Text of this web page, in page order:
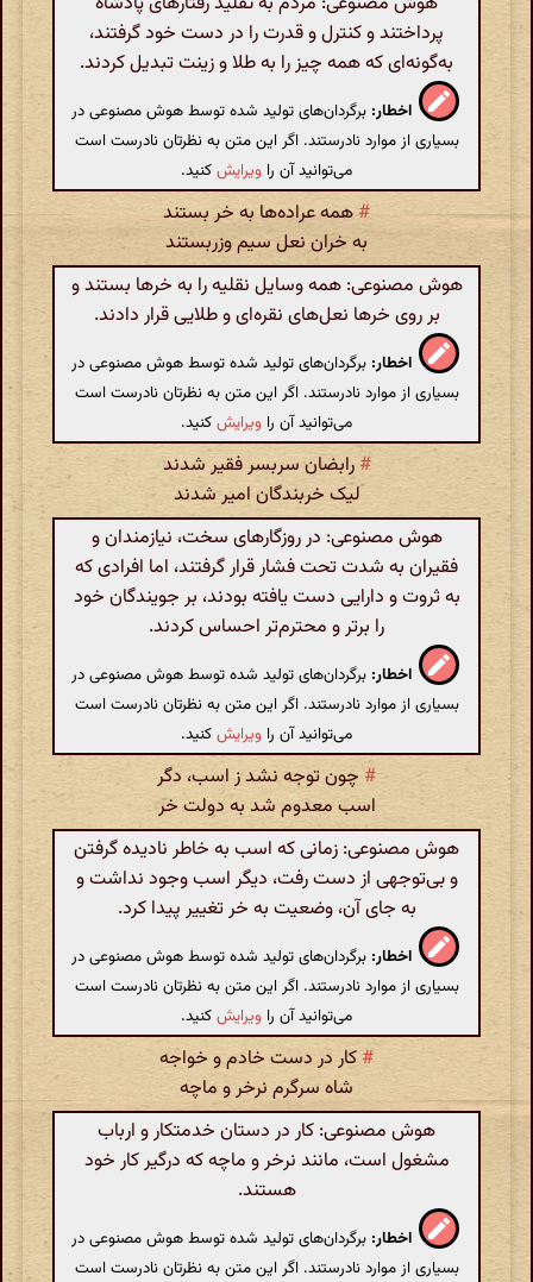
پرداختند و کنترل و قدرت را در دست خود گرفتند،
به‌گونه‌ای که همه چیز را به طلا و زینت تبدیل کردند.
اخطار: برگردان‌های تولید شده توسط هوش مصنوعی در
بسیاری از موارد نادرستند. اگر این متن به نظرتان نادرست است
می‌توانید آن را ویرایشکنید.
# همه عراده‌ها به خر بستند
به خران نعل سیم وزربستند
هوش مصنوعی: همه وسایل نقلیه را به خرها بستند و
بر روی خرها نعل‌های نقره‌ای و طلایی قرار دادند.
اخطار: برگردان‌های تولید شده توسط هوش مصنوعی در
بسیاری از موارد نادرستند. اگر این متن به نظرتان نادرست است
می‌توانید آن را ویرایشکنید.
# رابضان سربسر فقیر شدند
لیک خربندگان امیر شدند
هوش مصنوعی: در روزگارهای سخت، نیازمندان و
فقیران به شدت تحت فشار قرار گرفتند، اما افرادی که
به ثروت و دارایی دست یافته بودند، بر جویندگان خود
را برتر و محترم‌تر احساس کردند.
اخطار: برگردان‌های تولید شده توسط هوش مصنوعی در
بسیاری از موارد نادرستند. اگر این متن به نظرتان نادرست است
می‌توانید آن را ویرایشکنید.
# چون توجه نشد ز اسب‌، دگر
اسب معدوم شد به دولت خر
هوش مصنوعی: زمانی که اسب به خاطر نادیده گرفتن
و بی‌توجهی از دست رفت، دیگر اسب وجود نداشت و
به جای آن، وضعیت به خر تغییر پیدا کرد.
اخطار: برگردان‌های تولید شده توسط هوش مصنوعی در
بسیاری از موارد نادرستند. اگر این متن به نظرتان نادرست است
می‌توانید آن را ویرایشکنید.
# کار در دست خادم و خواجه
شاه سرگرم نرخر و ماچه
هوش مصنوعی: کار در دستان خدمتکار و ارباب
مشغول است، مانند نرخر و ماچه که درگیر کار خود
هستند.
اخطار: برگردان‌های تولید شده توسط هوش مصنوعی در
بسیاری از موارد نادرستند. اگر این متن به نظرتان نادرست است